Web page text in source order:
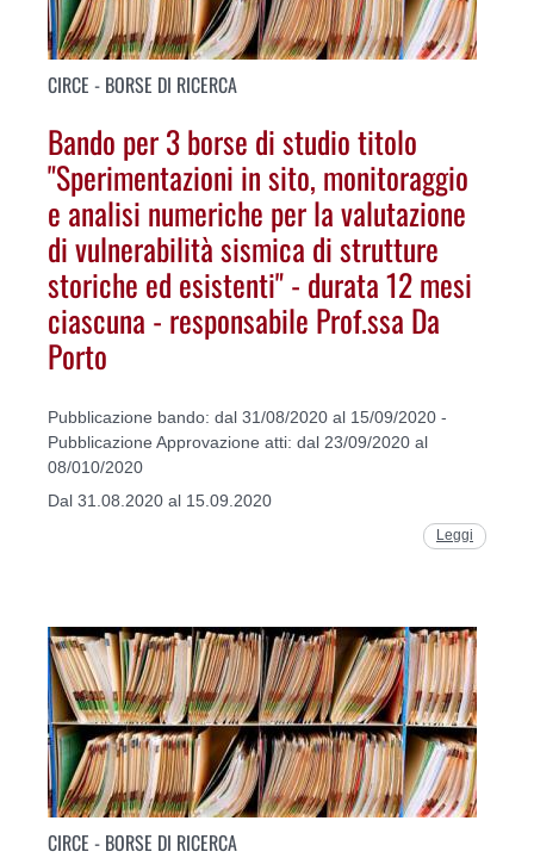
CIRCE - BORSE DI RICERCA
Bando per 3 borse di studio titolo
"Sperimentazioni in sito, monitoraggio
e analisi numeriche per la valutazione
di vulnerabilità sismica di strutture
storiche ed esistenti" - durata 12 mesi
ciascuna - responsabile Prof.ssa Da
Porto
Pubblicazione bando: dal 31/08/2020 al 15/09/2020 -
Pubblicazione Approvazione atti: dal 23/09/2020 al
08/010/2020
Dal 31.08.2020 al 15.09.2020
Leggi
CIRCE - BORSE DI RICERCA